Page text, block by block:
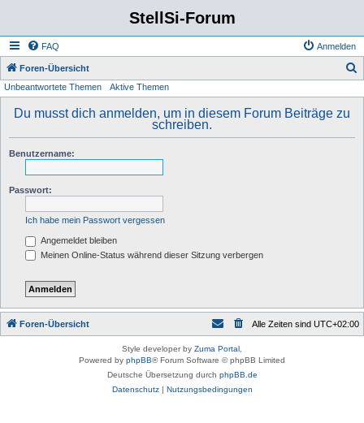
StellSi-Forum
FAQ Anmelden
Foren-Übersicht
Unbeantwortete Themen Aktive Themen
Du musst dich anmelden, um in diesem Forum Beiträge zu
schreiben.
Benutzername:
Passwort:
Ich habe mein Passwort vergessen
Angemeldet bleiben
Meinen Online-Status während dieser Sitzung verbergen
Foren-Übersicht Alle Zeiten sind UTC+02:00
Style developer by Zuma Portal,
Powered by phpBB® Forum Software © phpBB Limited
Deutsche Übersetzung durch phpBB.de
Datenschutz| Nutzungsbedingungen